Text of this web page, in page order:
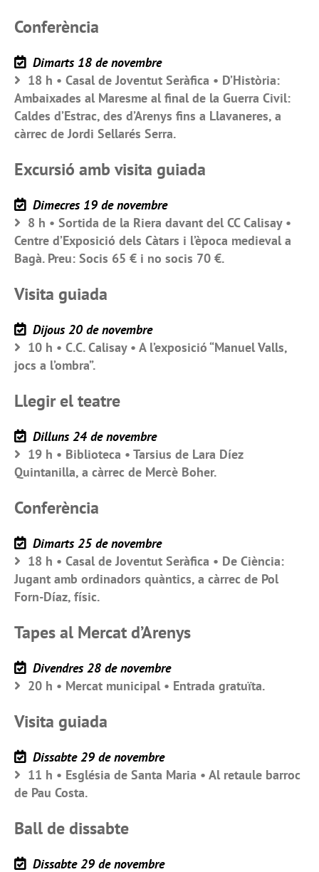
Conferència
Dimarts 18 de novembre
18 h • Casal de Joventut Seràfica • D’Història:
Ambaixades al Maresme al final de la Guerra Civil:
Caldes d’Estrac, des d’Arenys fins a Llavaneres, a
càrrec de Jordi Sellarés Serra.
Excursió amb visita guiada
Dimecres 19 de novembre
8 h • Sortida de la Riera davant del CC Calisay •
Centre d’Exposició dels Càtars i l’època medieval a
Bagà. Preu: Socis 65 € i no socis 70 €.
Visita guiada
Dijous 20 de novembre
10 h • C.C. Calisay • A l’exposició “Manuel Valls,
jocs a l’ombra”.
Llegir el teatre
Dilluns 24 de novembre
19 h • Biblioteca • Tarsius de Lara Díez
Quintanilla, a càrrec de Mercè Boher.
Conferència
Dimarts 25 de novembre
18 h • Casal de Joventut Seràfica • De Ciència:
Jugant amb ordinadors quàntics, a càrrec de Pol
Forn-Díaz, físic.
Tapes al Mercat d’Arenys
Divendres 28 de novembre
20 h • Mercat municipal • Entrada gratuïta.
Visita guiada
Dissabte 29 de novembre
11 h • Església de Santa Maria • Al retaule barroc
de Pau Costa.
Ball de dissabte
Dissabte 29 de novembre